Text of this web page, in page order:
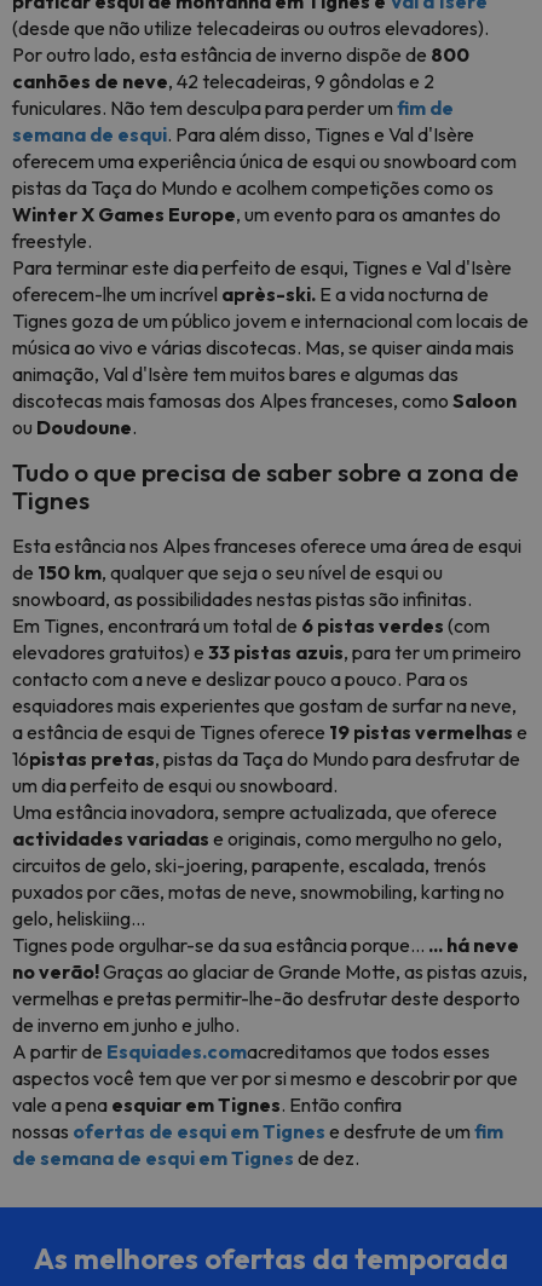
(desde que não utilize telecadeiras ou outros elevadores).
Por outro lado, esta estância de inverno dispõe de 800
canhões de neve, 42 telecadeiras, 9 gôndolas e 2
funiculares. Não tem desculpa para perder um fim de
semana de esqui. Para além disso, Tignes e Val d'Isère
oferecem uma experiência única de esqui ou snowboard com
pistas da Taça do Mundo e acolhem competições como os
Winter X Games Europe, um evento para os amantes do
freestyle.
Para terminar este dia perfeito de esqui, Tignes e Val d'Isère
oferecem-lhe um incrível après-ski. E a vida nocturna de
Tignes goza de um público jovem e internacional com locais de
música ao vivo e várias discotecas. Mas, se quiser ainda mais
animação, Val d'Isère tem muitos bares e algumas das
discotecas mais famosas dos Alpes franceses, como Saloon
ou Doudoune.
Tudo o que precisa de saber sobre a zona de
Tignes
Esta estância nos Alpes franceses oferece uma área de esqui
de 150 km, qualquer que seja o seu nível de esqui ou
snowboard, as possibilidades nestas pistas são infinitas.
Em Tignes, encontrará um total de 6 pistas verdes (com
elevadores gratuitos) e 33 pistas azuis, para ter um primeiro
contacto com a neve e deslizar pouco a pouco. Para os
esquiadores mais experientes que gostam de surfar na neve,
a estância de esqui de Tignes oferece 19 pistas vermelhas e
16pistas pretas, pistas da Taça do Mundo para desfrutar de
um dia perfeito de esqui ou snowboard.
Uma estância inovadora, sempre actualizada, que oferece
actividades variadas e originais, como mergulho no gelo,
circuitos de gelo, ski-joering, parapente, escalada, trenós
puxados por cães, motas de neve, snowmobiling, karting no
gelo, heliskiing...
Tignes pode orgulhar-se da sua estância porque... ... há neve
no verão!Graças ao glaciar de Grande Motte, as pistas azuis,
vermelhas e pretas permitir-lhe-ão desfrutar deste desporto
de inverno em junho e julho.
A partir de Esquiades.comacreditamos que todos esses
aspectos você tem que ver por si mesmo e descobrir por que
vale a pena esquiar em Tignes. Então confira
nossas ofertas de esqui em Tignes e desfrute de um fim
de semana de esqui em Tignes de dez.
As melhores ofertas da temporada